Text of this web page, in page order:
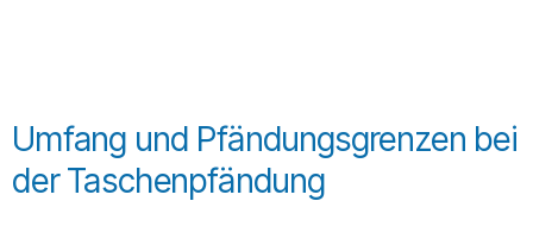
Umfang und Pfändungsgrenzen bei
der Taschenpfändung